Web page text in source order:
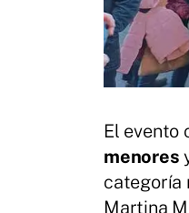
El evento
menores
categoría
Martina